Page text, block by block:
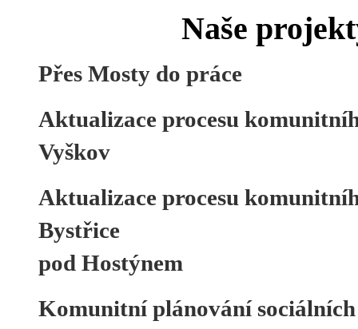
Naše
Přes Mosty do práce
Aktualizace procesu
Vyškov
Aktualizace procesu
Bystřice
pod Hostýnem
Komunitní plánování